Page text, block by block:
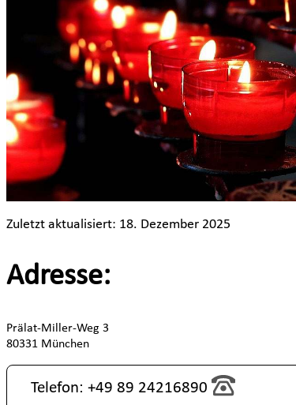
Zuletzt aktualisiert: 18. Dezember 2025
Adresse:
Prälat-Miller-Weg 3
80331 München
Telefon: +49 89 24216890